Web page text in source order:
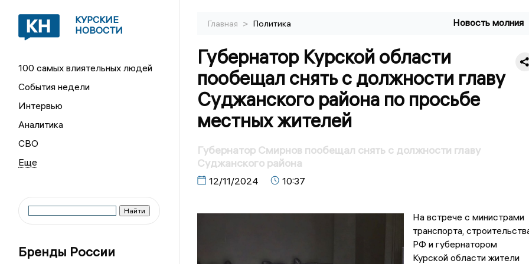
КУРСКИЕ
НОВОСТИ
100 самых влиятельных людей
События недели
Интервью
Аналитика
СВО
Бренды России
Главная > Политика Новость молния
Губернатор Курской области
пообещал снять с должности главу
Суджанского района по просьбе
местных жителей
Губернатор Смирнов пообещал снять с должности главу
Суджанского района
12/11/2024 10:37
На встрече с министрами
транспорта,
РФ и губернатором
Курской области жители